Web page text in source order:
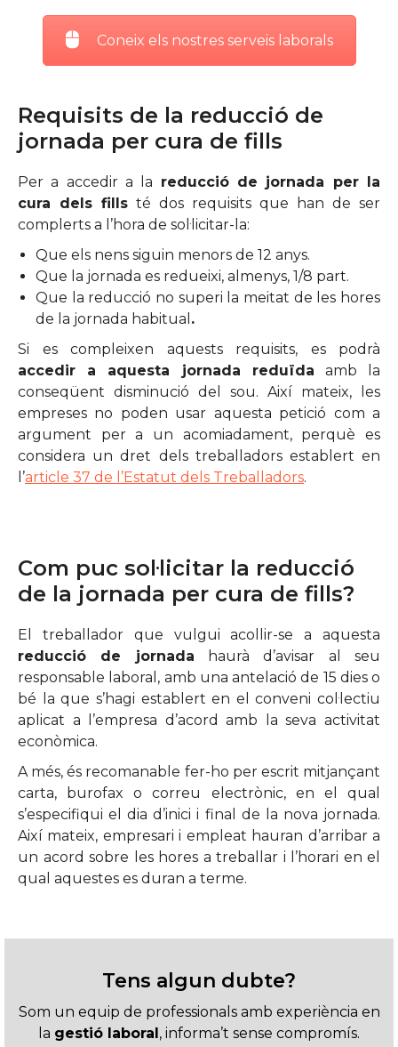
Coneix els nostres serveis laborals
Requisits de la reducció de
jornada per cura de fills
Per a accedir a la reducció de jornada per la
cura dels fills té dos requisits que han de ser
complerts a l’hora de sol·licitar-la:
Que els nens siguin menors de 12 anys.
Que la jornada es redueixi, almenys, 1/8 part.
Que la reducció no superi la meitat de les hores
de la jornada habitual .
Si es compleixen aquests requisits, es podrà
accedir a aquesta jornada reduïda amb la
conseqüent disminució del sou. Així mateix, les
empreses no poden usar aquesta petició com a
argument per a un acomiadament, perquè es
considera un dret dels treballadors establert en
l’article 37 de l’Estatut dels Treballadors.
Com puc sol·licitar la reducció
de la jornada per cura de fills?
El treballador que vulgui acollir-se a aquesta
reducció de jornada haurà d’avisar al seu
responsable laboral, amb una antelació de 15 dies o
bé la que s’hagi establert en el conveni col·lectiu
aplicat a l’empresa d’acord amb la seva activitat
econòmica.
A més, és recomanable fer-ho per escrit mitjançant
carta, burofax o correu electrònic, en el qual
s’especifiqui el dia d’inici i final de la nova jornada.
Així mateix, empresari i empleat hauran d’arribar a
un acord sobre les hores a treballar i l’horari en el
qual aquestes es duran a terme.
Tens algun dubte?
Som un equip de professionals amb experiència en
la gestió laboral , informa’t sense compromís.